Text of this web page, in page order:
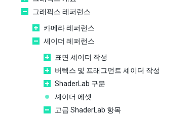
그래픽스 레퍼런스
카메라 레퍼런스
셰이더 레퍼런스
표면 셰이더 작성
버텍스 및 프래그먼트 셰이더 작성
ShaderLab 구문
셰이더 에셋
고급 ShaderLab 항목